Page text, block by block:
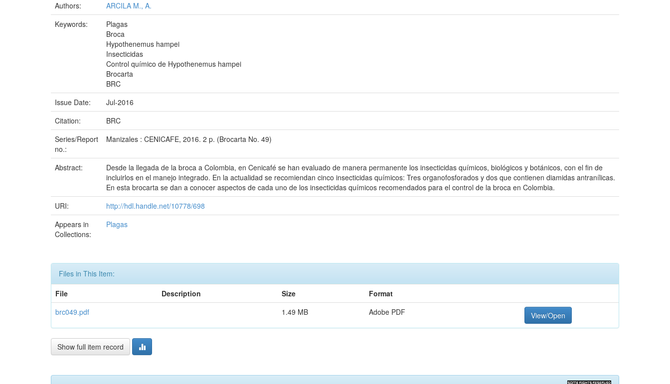
Authors:
ARCILA M., A.
Keywords:
Plagas
Broca
Hypothenemus hampei
Insecticidas
Control químico de Hypothenemus hampei
Brocarta
BRC
Issue Date:
Jul-2016
Citation:
BRC
Series/Report
no.:
Manizales : CENICAFE, 2016. 2 p. (Brocarta No. 49)
Abstract:
Desde la llegada de la broca a Colombia, en Cenicafé se han evaluado de manera permanente los insecticidas químicos, biológicos y botánicos, con el fin de
incluirlos en el manejo integrado. En la actualidad se recomiendan cinco insecticidas químicos: Tres organofosforados y dos que contienen diamidas antranílicas.
En esta brocarta se dan a conocer aspectos de cada uno de los insecticidas químicos recomendados para el control de la broca en Colombia.
URI:
http://hdl.handle.net/10778/698
Appears in
Collections:
Plagas
Files in This Item:
File
Description Size
Format
brc049.pdf
1.49 MB Adobe PDF View/Open
Show full item record